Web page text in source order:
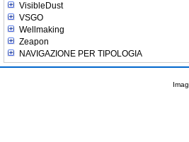
VisibleDust
VSGO
Wellmaking
Zeapon
NAVIGAZIONE PER TIPOLOGIA